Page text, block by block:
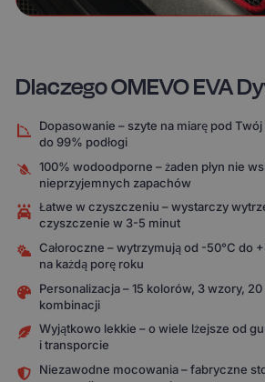
Dlaczego OMEVO EVA
Dopasowanie – szyte na miarę pod
do 99% podłogi
100% wodoodporne – żaden płyn nie
nieprzyjemnych zapachów
Łatwe w czyszczeniu – wystarczy
czyszczenie w 3-5 minut
Całoroczne – wytrzymują od -50°C do
na każdą porę roku
Personalizacja – 15 kolorów, 3 wzory,
kombinacji
Wyjątkowo lekkie – o wiele lżejsze od
i transporcie
Niezawodne mocowania – fabryczne